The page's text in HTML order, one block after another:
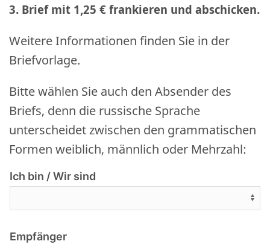
3. Brief mit 1,25 € frankieren und abschicken.
Weitere Informationen finden Sie in der
Briefvorlage.
Bitte wählen Sie auch den Absender des
Briefs, denn die russische Sprache
unterscheidet zwischen den grammatischen
Formen weiblich, männlich oder Mehrzahl:
Ich bin / Wir sind
Empfänger